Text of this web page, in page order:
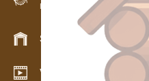
Evidence dřeva v terénu
Skladové hospodářství
Video showroom